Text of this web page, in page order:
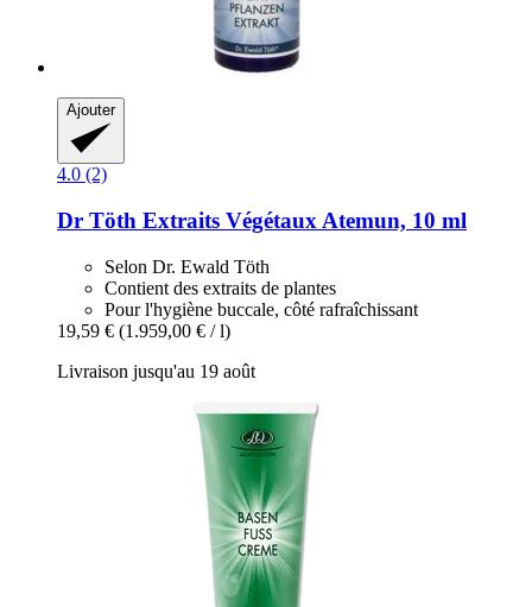
Ajouter
4.0 (2)
Dr Töth Extraits Végétaux Atemun, 10 ml
Selon Dr. Ewald Töth
Contient des extraits de plantes
Pour l'hygiène buccale, côté rafraîchissant
19,59 € (1.959,00 € / l)
Livraison jusqu'au 19 août